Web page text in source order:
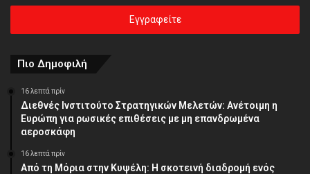
ηλεκτρονική
διεύθυνση
Πιο Δημοφιλή
16 λεπτά πρίν
Διεθνές Ινστιτούτο Στρατηγικών Μελετών: Ανέτοιμη η
Ευρώπη για ρωσικές επιθέσεις με μη επανδρωμένα
αεροσκάφη
16 λεπτά πρίν
Από τη Μόρια στην Κυψέλη: Η σκοτεινή διαδρομή ενός